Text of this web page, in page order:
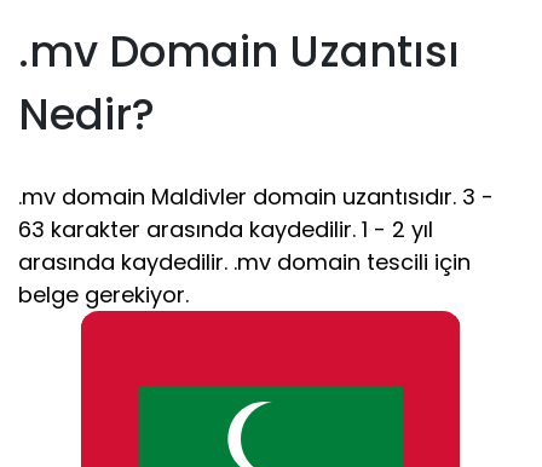
.mv Domain Uzantısı
Nedir?
.mv domain Maldivler domain uzantısıdır. 3 -
63 karakter arasında kaydedilir. 1 - 2 yıl
arasında kaydedilir. .mv domain tescili için
belge gerekiyor.